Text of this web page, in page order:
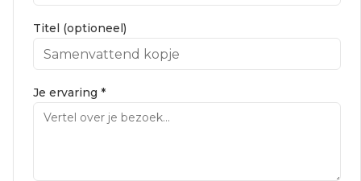
Titel (optioneel)
Je ervaring *